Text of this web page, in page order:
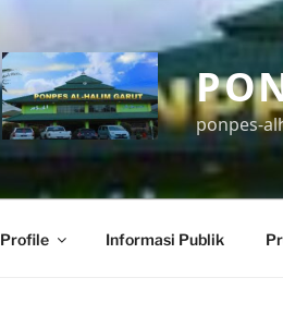
ponpes-
Profile Informasi Publik